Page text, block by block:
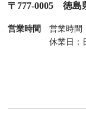
〒777-0005 徳島
営業時間
営業時間
休業日：